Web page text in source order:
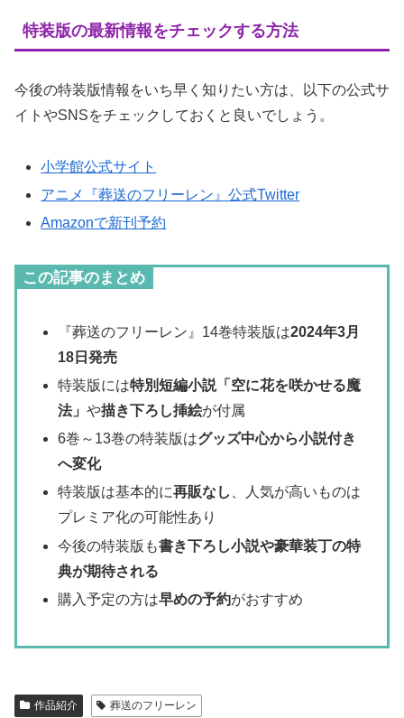
特装版の最新情報をチェックする方法
今後の特装版情報をいち早く知りたい方は、以下の公式サ
イトやSNSをチェックしておくと良いでしょう。
小学館公式サイト
アニメ『葬送のフリーレン』公式Twitter
Amazonで新刊予約
この記事のまとめ
『葬送のフリーレン』14巻特装版は2024年3月
18日発売
特装版には特別短編小説「空に花を咲かせる魔
法」や描き下ろし挿絵が付属
6巻～13巻の特装版はグッズ中心から小説付き
へ変化
特装版は基本的に再販なし 、人気が高いものは
プレミア化の可能性あり
今後の特装版も書き下ろし小説や豪華装丁の特
典が期待される
購入予定の方は早めの予約がおすすめ
作品紹介 葬送のフリーレン